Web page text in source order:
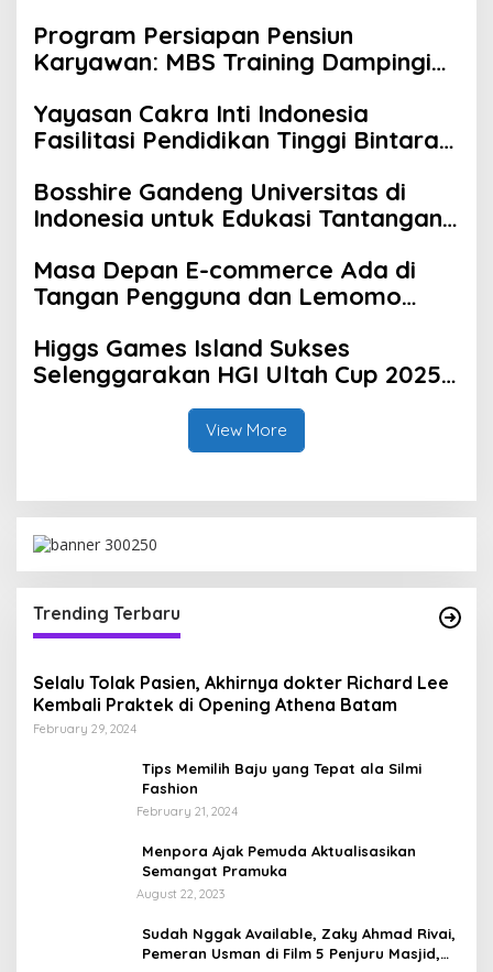
Program Persiapan Pensiun
Karyawan: MBS Training Dampingi
Pensiun Sehat Sejahtera
Yayasan Cakra Inti Indonesia
Fasilitasi Pendidikan Tinggi Bintara
Kesehatan TNI AD
Bosshire Gandeng Universitas di
Indonesia untuk Edukasi Tantangan
Masa Depan E-commerce Ada di
Tangan Pengguna dan Lemomo
Higgs Games Island Sukses
Selenggarakan HGI Ultah Cup 2025
View More
Trending Terbaru
Selalu Tolak Pasien, Akhirnya dokter Richard Lee
Kembali Praktek di Opening Athena Batam
February 29, 2024
Tips Memilih Baju yang Tepat ala Silmi
Fashion
February 21, 2024
Menpora Ajak Pemuda Aktualisasikan
Semangat Pramuka
August 22, 2023
Sudah Nggak Available, Zaky Ahmad Rivai,
Pemeran Usman di Film 5 Penjuru Masjid,